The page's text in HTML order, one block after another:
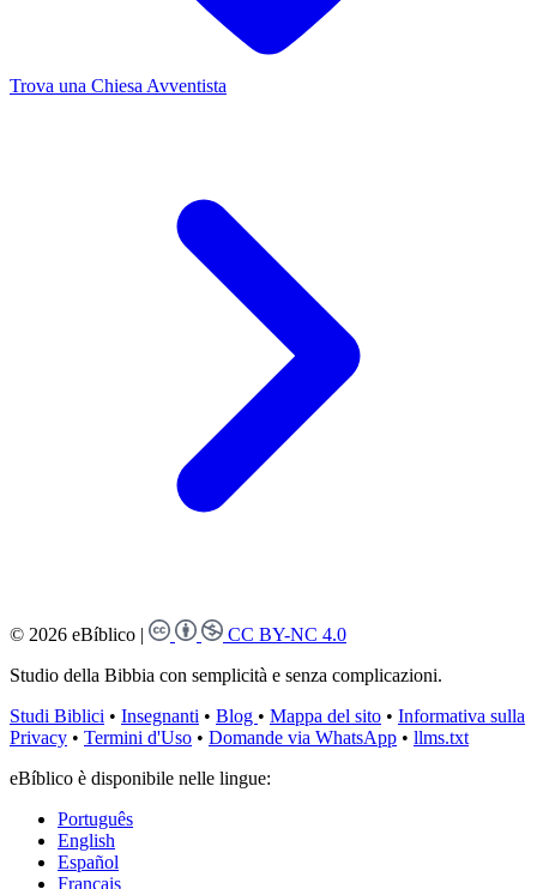
Trova una Chiesa Avventista
© 2026 eBíblico |
CC BY-NC 4.0
Studio della Bibbia con semplicità e senza complicazioni.
Studi Biblici • Insegnanti • Blog • Mappa del sito • Informativa sulla
Privacy • Termini d'Uso • Domande via WhatsApp • llms.txt
eBíblico è disponibile nelle lingue:
Português
English
Español
Français